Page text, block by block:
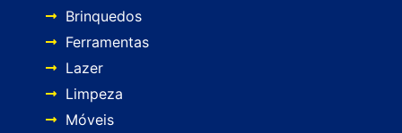
Brinquedos
Ferramentas
Lazer
Limpeza
Móveis